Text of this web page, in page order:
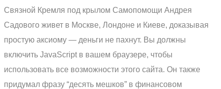
Связной Кремля под крылом Самопомощи Андрея
Садового живет в Москве, Лондоне и Киеве, доказывая
простую аксиому — деньги не пахнут. Вы должны
включить JavaScript в вашем браузере, чтобы
использовать все возможности этого сайта. Он также
придумал фразу “десять мешков” в финансовом